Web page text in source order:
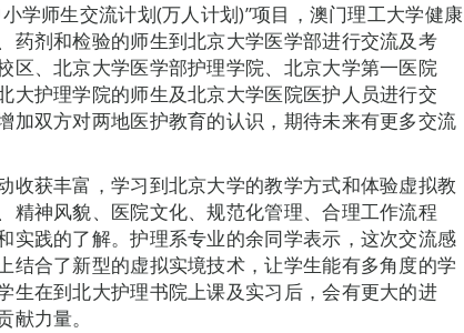
学师生交流计划(万人计划)”项目，澳门理工大学健康
药剂和检验的师生到北京大学医学部进行交流及考
区、北京大学医学部护理学院、北京大学第一医院
大护理学院的师生及北京大学医院医护人员进行交
加双方对两地医护教育的认识，期待未来有更多交流
收获丰富，学习到北京大学的教学方式和体验虚拟教
精神风貌、医院文化、规范化管理、合理工作流程
实践的了解。护理系专业的余同学表示，这次交流感
结合了新型的虚拟实境技术，让学生能有多角度的学
生在到北大护理书院上课及实习后，会有更大的进
力量。